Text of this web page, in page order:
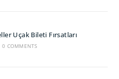
Uçak Bileti Fırsatları
0 COMMENTS